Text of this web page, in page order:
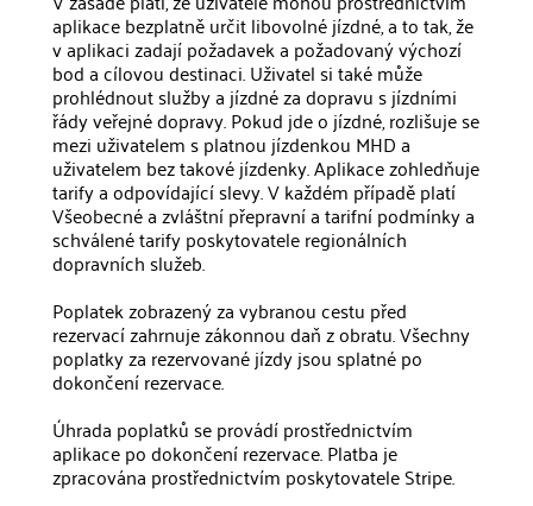
aplikace bezplatně určit libovolné jízdné, a to tak, že
v aplikaci zadají požadavek a požadovaný výchozí
bod a cílovou destinaci. Uživatel si také může
prohlédnout služby a jízdné za dopravu s jízdními
řády veřejné dopravy. Pokud jde o jízdné, rozlišuje se
mezi uživatelem s platnou jízdenkou MHD a
uživatelem bez takové jízdenky. Aplikace zohledňuje
tarify a odpovídající slevy. V každém případě platí
Všeobecné a zvláštní přepravní a tarifní podmínky a
schválené tarify poskytovatele regionálních
dopravních služeb.
Poplatek zobrazený za vybranou cestu před
rezervací zahrnuje zákonnou daň z obratu. Všechny
poplatky za rezervované jízdy jsou splatné po
dokončení rezervace.
Úhrada poplatků se provádí prostřednictvím
aplikace po dokončení rezervace. Platba je
zpracována prostřednictvím poskytovatele Stripe.